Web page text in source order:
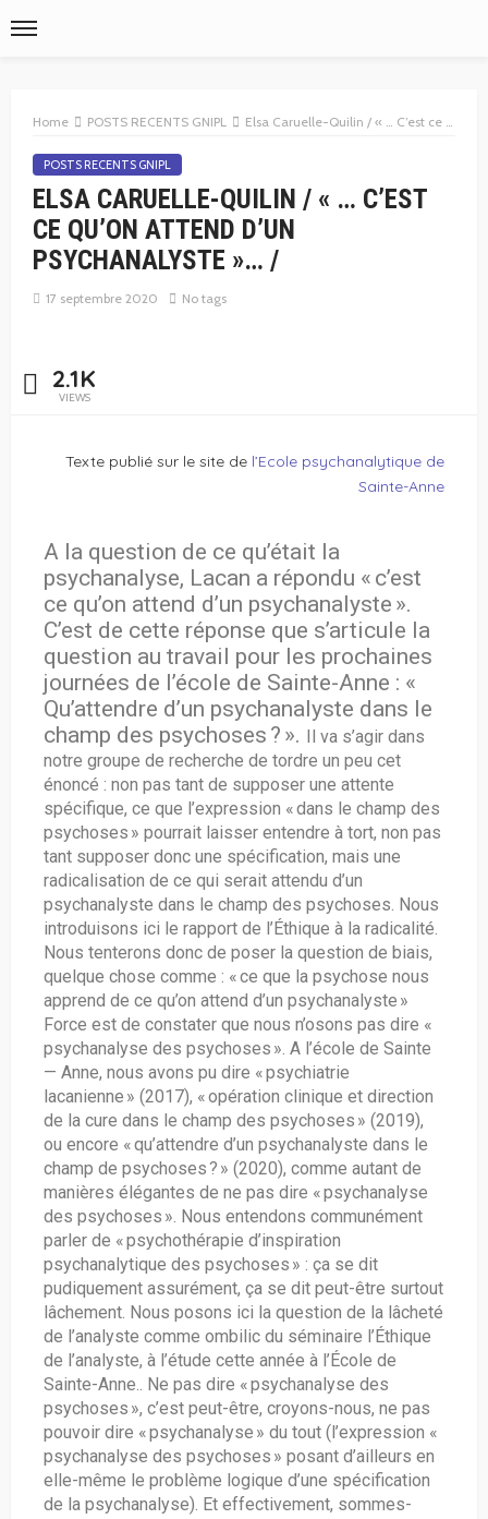
Home POSTS RECENTS GNIPL Elsa Caruelle-Quilin / « … C’est ce qu’on attend d’un psychanalyste »… /
POSTS RECENTS GNIPL
ELSA CARUELLE-QUILIN / « … C’EST
CE QU’ON ATTEND D’UN
PSYCHANALYSTE »… /
17 septembre 2020 No tags
2.1K
VIEWS
Texte publié sur le site de l’Ecole psychanalytique de
Sainte-Anne
A la question de ce qu’était la
psychanalyse, Lacan a répondu « c’est
ce qu’on attend d’un psychanalyste ».
C’est de cette réponse que s’articule la
question au travail pour les prochaines
journées de l’école de Sainte-Anne : «
Qu’attendre d’un psychanalyste dans le
champ des psychoses ? ». Il va s’agir dans
notre groupe de recherche de tordre un peu cet
énoncé : non pas tant de supposer une attente
spécifique, ce que l’expression « dans le champ des
psychoses » pourrait laisser entendre à tort, non pas
tant supposer donc une spécification, mais une
radicalisation de ce qui serait attendu d’un
psychanalyste dans le champ des psychoses. Nous
introduisons ici le rapport de l’Éthique à la radicalité.
Nous tenterons donc de poser la question de biais,
quelque chose comme : « ce que la psychose nous
apprend de ce qu’on attend d’un psychanalyste »
Force est de constater que nous n’osons pas dire «
psychanalyse des psychoses ». A l’école de Sainte
— Anne, nous avons pu dire « psychiatrie
lacanienne » (2017), « opération clinique et direction
de la cure dans le champ des psychoses » (2019),
ou encore « qu’attendre d’un psychanalyste dans le
champ de psychoses ? » (2020), comme autant de
manières élégantes de ne pas dire « psychanalyse
des psychoses ». Nous entendons communément
parler de « psychothérapie d’inspiration
psychanalytique des psychoses » : ça se dit
pudiquement assurément, ça se dit peut-être surtout
lâchement. Nous posons ici la question de la lâcheté
de l’analyste comme ombilic du séminaire l’Éthique
de l’analyste, à l’étude cette année à l’École de
Sainte-Anne.. Ne pas dire « psychanalyse des
psychoses », c’est peut-être, croyons-nous, ne pas
pouvoir dire « psychanalyse » du tout (l’expression «
psychanalyse des psychoses » posant d’ailleurs en
elle-même le problème logique d’une spécification
de la psychanalyse). Et effectivement, sommes-